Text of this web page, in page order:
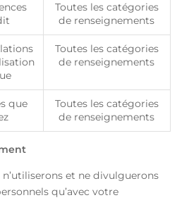
Toutes les catégories
de renseignements
Toutes les catégories
de renseignements
que
Toutes les catégories
de renseignements
et ne divulguerons
qu’avec votre